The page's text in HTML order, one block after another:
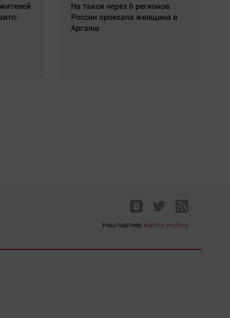
На такси через 6 регионов
России проехала женщина в
Аргаяш
Наш партнер kurorty-sochi.ru